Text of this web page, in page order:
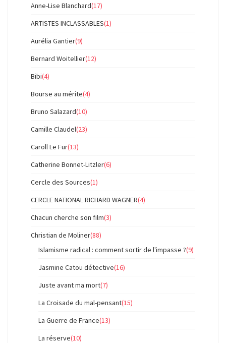
Anne-Lise Blanchard(17)
ARTISTES INCLASSABLES(1)
Aurélia Gantier(9)
Bernard Woitellier(12)
Bibi(4)
Bourse au mérite(4)
Bruno Salazard(10)
Camille Claudel(23)
Caroll Le Fur(13)
Catherine Bonnet-Litzler(6)
Cercle des Sources(1)
CERCLE NATIONAL RICHARD WAGNER(4)
Chacun cherche son film(3)
Christian de Moliner(88)
Islamisme radical : comment sortir de l'impasse ?(9)
Jasmine Catou détective(16)
Juste avant ma mort(7)
La Croisade du mal-pensant(15)
La Guerre de France(13)
La réserve(10)